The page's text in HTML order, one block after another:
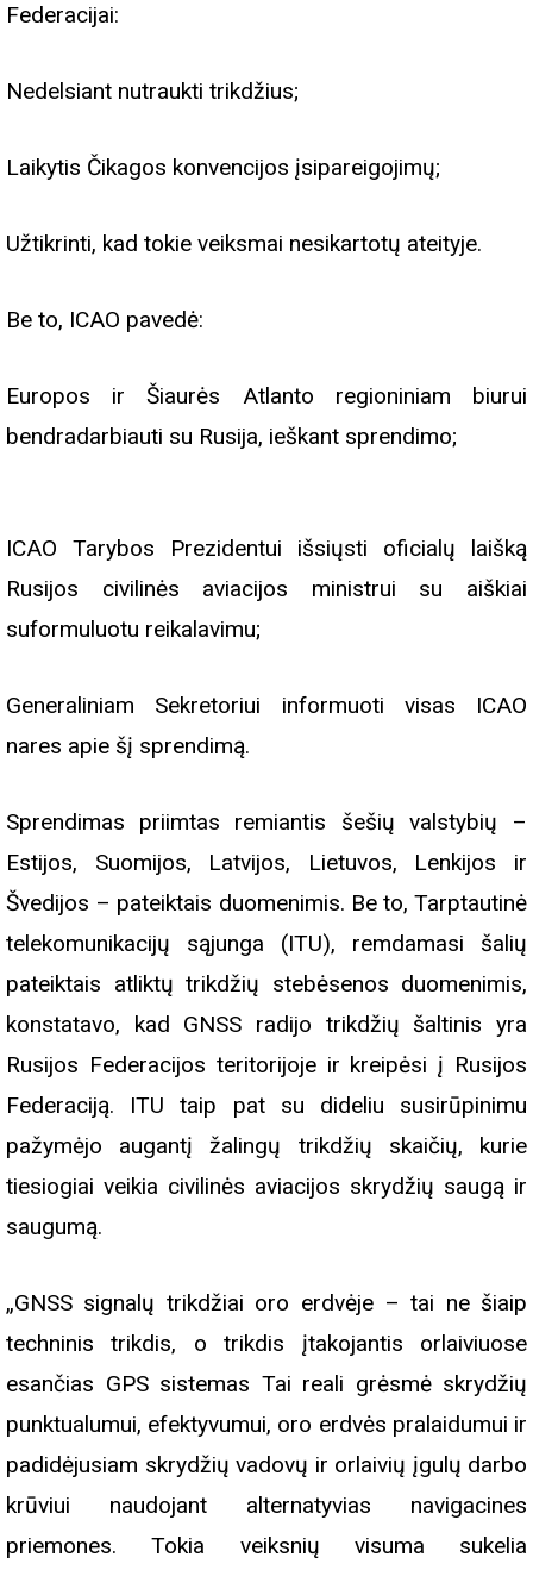
Federacijai:
Nedelsiant nutraukti trikdžius;
Laikytis Čikagos konvencijos įsipareigojimų;
Užtikrinti, kad tokie veiksmai nesikartotų ateityje.
Be to, ICAO pavedė:
Europos ir Šiaurės Atlanto regioniniam biurui
bendradarbiauti su Rusija, ieškant sprendimo;
ICAO Tarybos Prezidentui išsiųsti oficialų laišką
Rusijos civilinės aviacijos ministrui su aiškiai
suformuluotu reikalavimu;
Generaliniam Sekretoriui informuoti visas ICAO
nares apie šį sprendimą.
Sprendimas priimtas remiantis šešių valstybių –
Estijos, Suomijos, Latvijos, Lietuvos, Lenkijos ir
Švedijos – pateiktais duomenimis. Be to, Tarptautinė
telekomunikacijų sąjunga (ITU), remdamasi šalių
pateiktais atliktų trikdžių stebėsenos duomenimis,
konstatavo, kad GNSS radijo trikdžių šaltinis yra
Rusijos Federacijos teritorijoje ir kreipėsi į Rusijos
Federaciją. ITU taip pat su dideliu susirūpinimu
pažymėjo augantį žalingų trikdžių skaičių, kurie
tiesiogiai veikia civilinės aviacijos skrydžių saugą ir
saugumą.
„GNSS signalų trikdžiai oro erdvėje – tai ne šiaip
techninis trikdis, o trikdis įtakojantis orlaiviuose
esančias GPS sistemas Tai reali grėsmė skrydžių
punktualumui, efektyvumui, oro erdvės pralaidumui ir
padidėjusiam skrydžių vadovų ir orlaivių įgulų darbo
krūviui naudojant alternatyvias navigacines
priemones. Tokia veiksnių visuma sukelia